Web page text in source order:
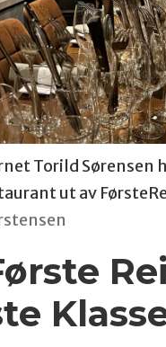
Torild Sørensen
ut av